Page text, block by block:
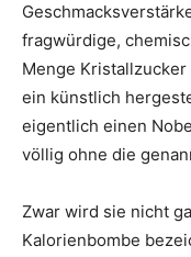
fragwürdige,
Menge
ein künstlich
eigentlich einen
völlig ohne die
Zwar wird sie nicht
Kalorienbombe